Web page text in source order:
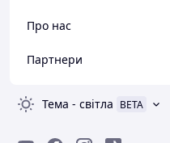
Про нас
Партнери
Тема - світла BETA